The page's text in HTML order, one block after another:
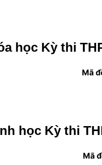
học Kỳ thi
Mã
học Kỳ thi
Mã